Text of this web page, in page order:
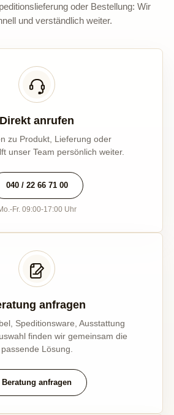
oder Bestellung: Wir
und verständlich weiter.
Direkt anrufen
zu Produkt, Lieferung oder
unser Team persönlich weiter.
040 / 22 66 71 00
Fr. 09:00-17:00 Uhr
anfragen
Speditionsware, Ausstattung
finden wir gemeinsam die
passende Lösung.
Beratung anfragen